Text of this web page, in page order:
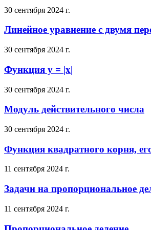
30 сентября 2024 г.
Линейное уравнение с двумя
30 сентября 2024 г.
Функция y = |x|
30 сентября 2024 г.
Модуль действительного числа
30 сентября 2024 г.
Функция квадратного корня,
11 сентября 2024 г.
Задачи на пропорциональное
11 сентября 2024 г.